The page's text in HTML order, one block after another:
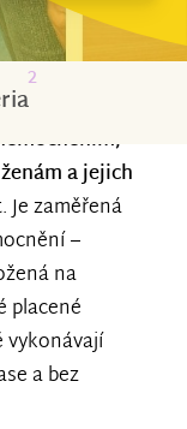
2
a jejich
. Je zaměřená
–
na
placené
vykonávají
a bez